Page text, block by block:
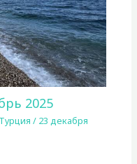
2025
Турция / 23 декабря